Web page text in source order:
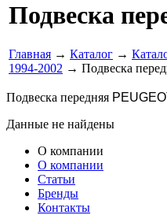
Подвеска
Главная → Каталог →
1994-2002 → Подвеска
Подвеска передняя
Данные не найдены
О компании
О компании
Статьи
Бренды
Контакты